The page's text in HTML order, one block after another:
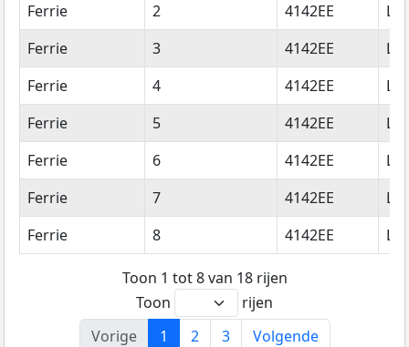
Ferrie
2 4142EE
Ferrie
3 4142EE
Ferrie
4 4142EE
Ferrie
5 4142EE
Ferrie
6 4142EE
Ferrie
7 4142EE
Ferrie
8 4142EE
Toon 1 tot 8 van 18 rijen
Toon
rijen
Vorige
1 2 3 Volgende